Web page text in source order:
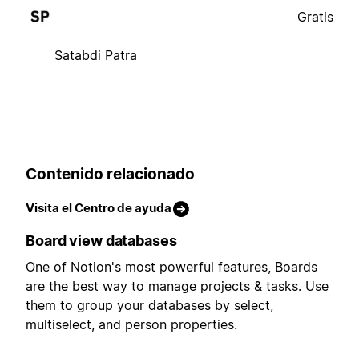
Satabdi Patra
Gratis
Contenido relacionado
Visita el Centro de ayuda
Board view databases
One of Notion's most powerful features, Boards
are the best way to manage projects & tasks. Use
them to group your databases by select,
multiselect, and person properties.